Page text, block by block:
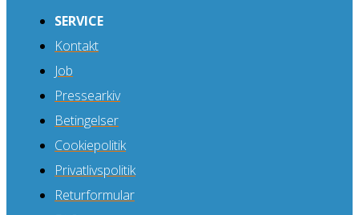
SERVICE
Kontakt
Job
Pressearkiv
Betingelser
Cookiepolitik
Privatlivspolitik
Returformular